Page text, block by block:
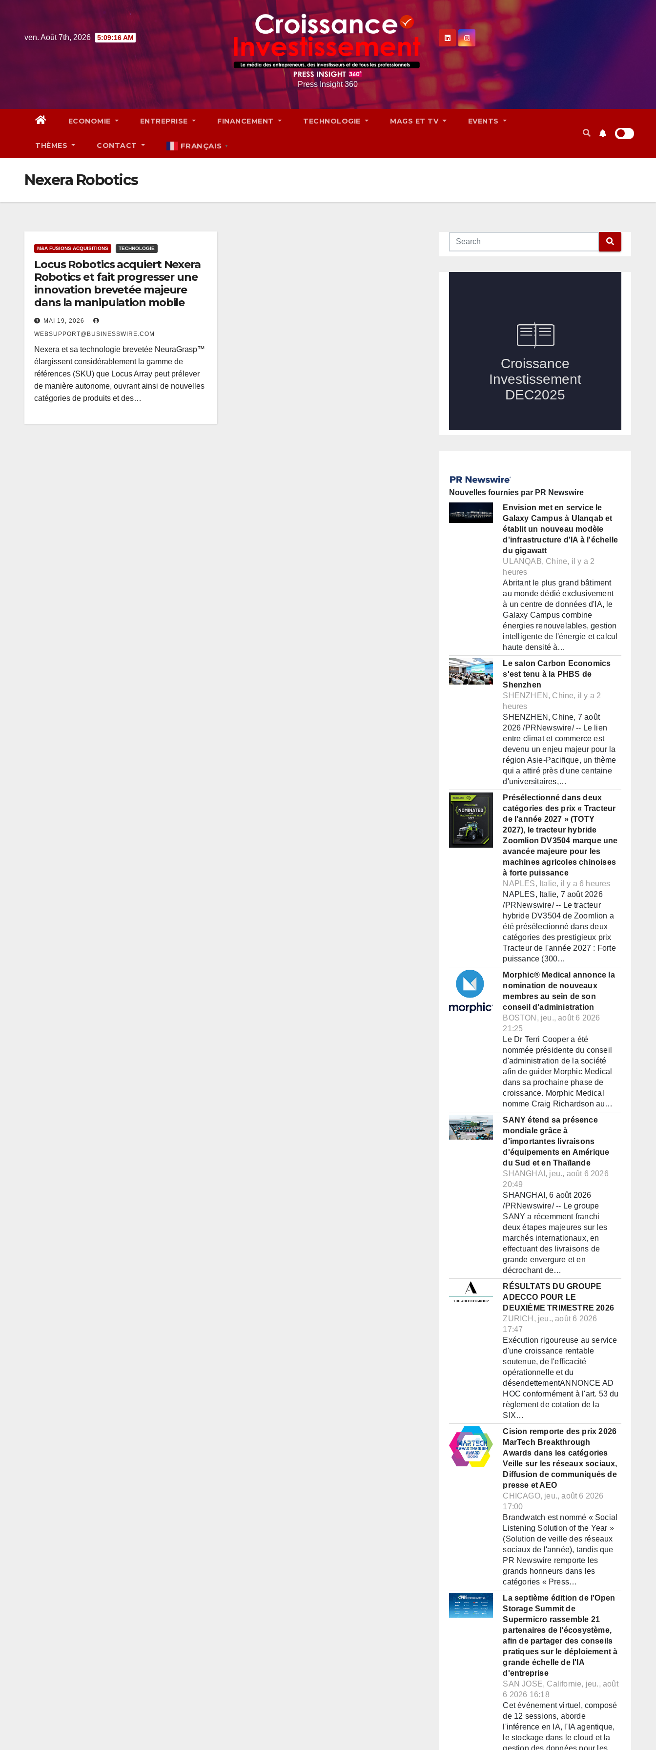
contentven. Août 7th, 2026 5:09:18 AM
Press Insight 360
ECONOMIE ENTREPRISE FINANCEMENT TECHNOLOGIE MAGS ET TV EVENTS
THÈMES CONTACT FRANÇAIS ▼
Nexera Robotics
M&A FUSIONS ACQUISITIONS TECHNOLOGIE
Locus Robotics acquiert Nexera
Robotics et fait progresser une
innovation brevetée majeure
dans la manipulation mobile
MAI 19, 2026
WEBSUPPORT@BUSINESSWIRE.COM
Nexera et sa technologie brevetée NeuraGrasp™
élargissent considérablement la gamme de
références (SKU) que Locus Array peut prélever
de manière autonome, ouvrant ainsi de nouvelles
catégories de produits et des…
Nouvelles fournies par PR Newswire
Envision met en service le
Galaxy Campus à Ulanqab et
établit un nouveau modèle
d'infrastructure d'IA à l'échelle
du gigawatt
ULANQAB, Chine, il y a 2
heures
Abritant le plus grand bâtiment
au monde dédié exclusivement
à un centre de données d'IA, le
Galaxy Campus combine
énergies renouvelables, gestion
intelligente de l'énergie et calcul
haute densité à…
Le salon Carbon Economics
s'est tenu à la PHBS de
Shenzhen
SHENZHEN, Chine, il y a 2
heures
SHENZHEN, Chine, 7 août
2026 /PRNewswire/ -- Le lien
entre climat et commerce est
devenu un enjeu majeur pour la
région Asie-Pacifique, un thème
qui a attiré près d'une centaine
d'universitaires,…
Présélectionné dans deux
catégories des prix « Tracteur
de l'année 2027 » (TOTY
2027), le tracteur hybride
Zoomlion DV3504 marque une
avancée majeure pour les
machines agricoles chinoises
à forte puissance
NAPLES, Italie, il y a 6 heures
NAPLES, Italie, 7 août 2026
/PRNewswire/ -- Le tracteur
hybride DV3504 de Zoomlion a
été présélectionné dans deux
catégories des prestigieux prix
Tracteur de l'année 2027 : Forte
puissance (300…
Morphic® Medical annonce la
nomination de nouveaux
membres au sein de son
conseil d'administration
BOSTON, jeu., août 6 2026
21:25
Le Dr Terri Cooper a été
nommée présidente du conseil
d'administration de la société
afin de guider Morphic Medical
dans sa prochaine phase de
croissance. Morphic Medical
nomme Craig Richardson au…
SANY étend sa présence
mondiale grâce à
d'importantes livraisons
d'équipements en Amérique
du Sud et en Thaïlande
SHANGHAI, jeu., août 6 2026
20:49
SHANGHAI, 6 août 2026
/PRNewswire/ -- Le groupe
SANY a récemment franchi
deux étapes majeures sur les
marchés internationaux, en
effectuant des livraisons de
grande envergure et en
décrochant de…
RÉSULTATS DU GROUPE
ADECCO POUR LE
DEUXIÈME TRIMESTRE 2026
ZURICH, jeu., août 6 2026
17:47
Exécution rigoureuse au service
d'une croissance rentable
soutenue, de l'efficacité
opérationnelle et du
désendettementANNONCE AD
HOC conformément à l'art. 53 du
règlement de cotation de la
SIX…
Cision remporte des prix 2026
MarTech Breakthrough
Awards dans les catégories
Veille sur les réseaux sociaux,
Diffusion de communiqués de
presse et AEO
CHICAGO, jeu., août 6 2026
17:00
Brandwatch est nommé « Social
Listening Solution of the Year »
(Solution de veille des réseaux
sociaux de l'année), tandis que
PR Newswire remporte les
grands honneurs dans les
catégories « Press…
La septième édition de l'Open
Storage Summit de
Supermicro rassemble 21
partenaires de l'écosystème,
afin de partager des conseils
pratiques sur le déploiement à
grande échelle de l'IA
d'entreprise
SAN JOSE, Californie, jeu., août
6 2026 16:18
Cet événement virtuel, composé
de 12 sessions, aborde
l'inférence en IA, l'IA agentique,
le stockage dans le cloud et la
gestion des données pour les